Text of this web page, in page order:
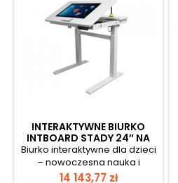
INTERAKTYWNE BIURKO
INTBOARD STADY 24″ NA
ANDROID
Biurko interaktywne dla dzieci
– nowoczesna nauka i
zabawa w jednym Biurko
Cena
14 143,77 zł